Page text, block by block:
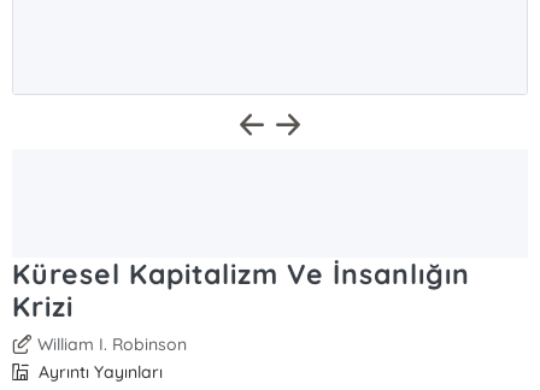
Küresel Kapitalizm Ve İnsanlığın
Krizi
William I. Robinson
Ayrıntı Yayınları